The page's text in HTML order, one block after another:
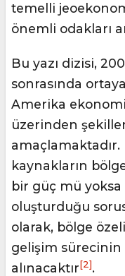
temelli
önemli odakları
Bu yazı dizisi,
sonrasında
Amerika
üzerinden
amaçlamaktadır.
kaynakların
bir güç mü yoksa
oluşturduğu
olarak, bölge
gelişim sürecinin
alınacaktır[2].